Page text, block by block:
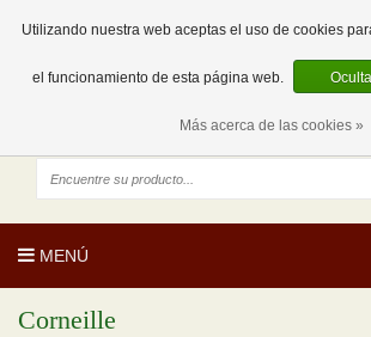
ES
EUR
MENÚ
Corneille
Utilizando nuestra web aceptas el uso de cookies
el funcionamiento de esta página web.
Más acerca de las cookies »